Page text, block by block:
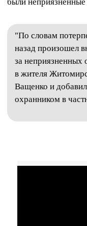
были
"По словам
назад произошел
за неприязненных
в жителя
Ващенко и
охранником в